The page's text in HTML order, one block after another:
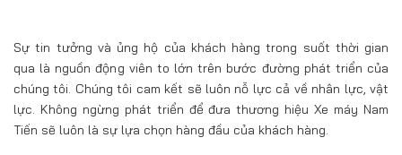
Sự tin tưởng và ủng hộ của khách hàng trong suốt thời gian
qua là nguồn động viên to lớn trên bước đường phát triển của
chúng tôi. Chúng tôi cam kết sẽ luôn nỗ lực cả về nhân lực, vật
lực. Không ngừng phát triển để đưa thương hiệu Xe máy Nam
Tiến sẽ luôn là sự lựa chọn hàng đầu của khách hàng.